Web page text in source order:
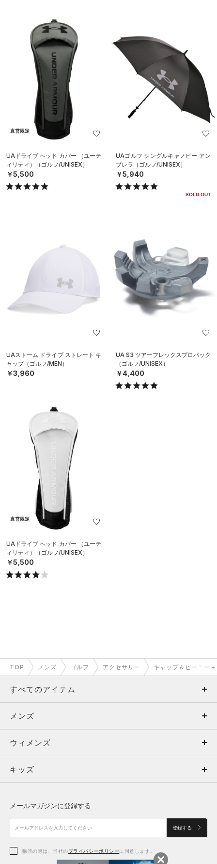
直営限定
UAドライブ ヘッド カバー （ユーテ
ィリティ）（ゴルフ/UNISEX）
￥5,500
UAゴルフ シングルキャノピー アン
ブレラ（ゴルフ/UNISEX）
￥5,940
SOLD OUT
UAストーム ドライブ ストレート キ
ャップ（ゴルフ/MEN）
￥3,960
UA S3 ツアーフレックスプロパック
（ゴルフ/UNISEX）
￥4,400
直営限定
UAドライブ ヘッド カバー （ユーテ
ィリティ）（ゴルフ/UNISEX）
￥5,500
TOP メンズ ゴルフ アクセサリー キャップ＆ビーニー
すべてのアイテム
メンズ
ウィメンズ
キッズ
アクセサリー
メンズ
トップス
ボトムス
アクセサリー
ウィメンズ
トップス
シューズ
アクセサリー
キッズ
シューズ
メールマガジンに登録する
登録する
購読の際は、当社のプライバシーポリシーに同意します。